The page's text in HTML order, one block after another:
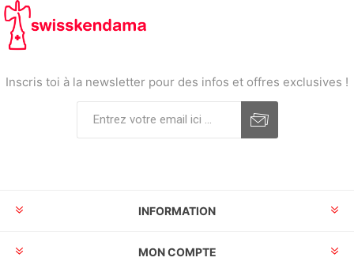
Inscris toi à la newsletter pour des infos et offres exclusives !
INFORMATION
MON COMPTE